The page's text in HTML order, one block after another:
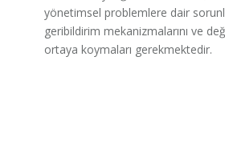
yönetimsel problemlere dair
geribildirim mekanizmalarını ve
ortaya koymaları gerekmektedir.